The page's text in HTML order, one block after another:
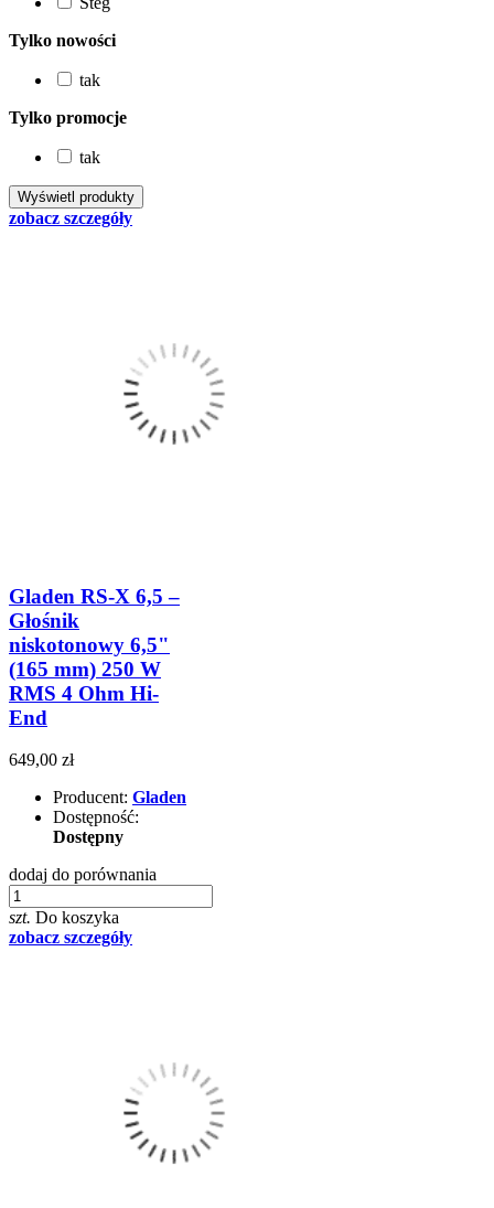
Tylko nowości
tak
Tylko promocje
tak
zobacz szczegóły
Gladen RS-X 6,5 –
Głośnik
niskotonowy 6,5"
(165 mm) 250 W
RMS 4 Ohm Hi-
End
649,00 zł
Producent: Gladen
Dostępność:
Dostępny
dodaj do porównania
szt. Do koszyka
zobacz szczegóły